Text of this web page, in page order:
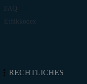
FAQ
Ethikkodex
RECHTLICHES